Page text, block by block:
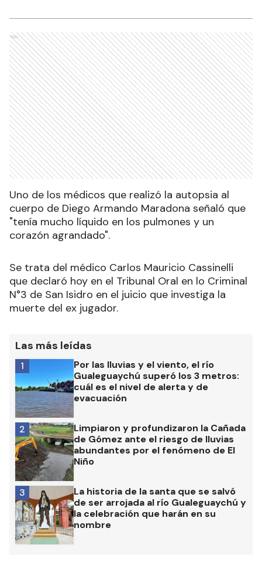
Ads
Uno de los médicos que realizó la autopsia al
cuerpo de Diego Armando Maradona señaló que
"tenía mucho líquido en los pulmones y un
corazón agrandado".
Se trata del médico Carlos Mauricio Cassinelli
que declaró hoy en el Tribunal Oral en lo Criminal
N°3 de San Isidro en el juicio que investiga la
muerte del ex jugador.
Las más leídas
Por las lluvias y el viento, el río
Gualeguaychú superó los 3 metros:
cuál es el nivel de alerta y de
evacuación
1
Limpiaron y profundizaron la Cañada
de Gómez ante el riesgo de lluvias
abundantes por el fenómeno de El
Niño
2
La historia de la santa que se salvó
de ser arrojada al río Gualeguaychú y
la celebración que harán en su
nombre
3